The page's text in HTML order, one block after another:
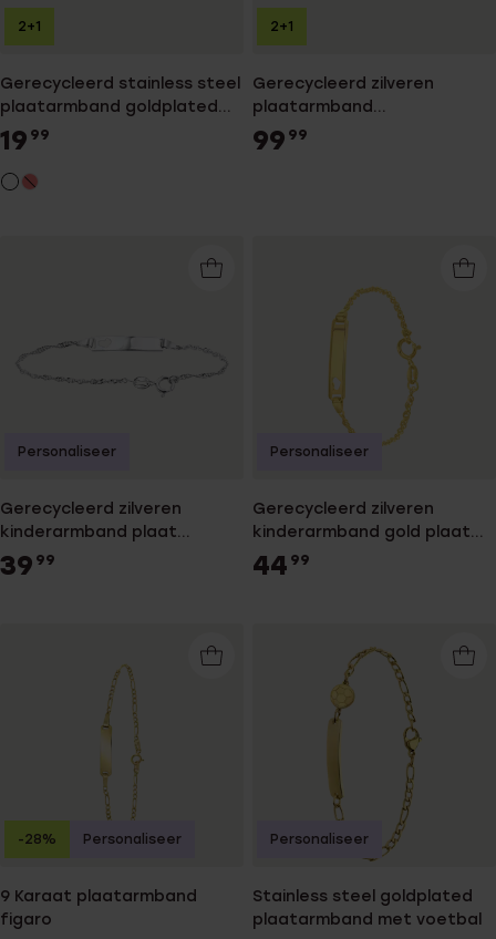
Gerecycleerd stainless steel
plaatarmband goldplated
wit kristal
19 99
2+1
Gerecycleerd zilveren
plaatarmband
gourmetschakel.
99 99
2+1
Gerecycleerd zilveren
kinderarmband plaat
singapore
39 99
Personaliseer
Gerecycleerd zilveren
kinderarmband gold plaat
singapore hart
44 99
Personaliseer
9 Karaat plaatarmband
figaro
-28% Personaliseer
Stainless steel goldplated
plaatarmband met voetbal
Personaliseer